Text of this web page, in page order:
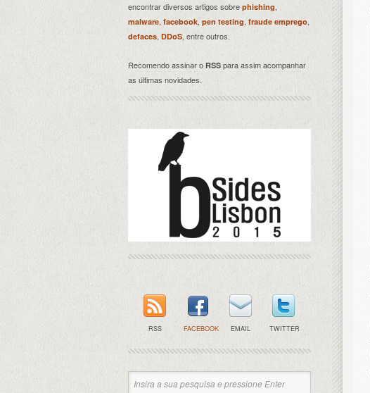
encontrar diversos artigos sobre phishing,
malware, facebook, pen testing, fraude emprego,
defaces DDoS, entre outros.
Recomendo assinar o RSS para assim acompanhar
as últimas novidades.
RSS FACEBOOK EMAIL TWITTER